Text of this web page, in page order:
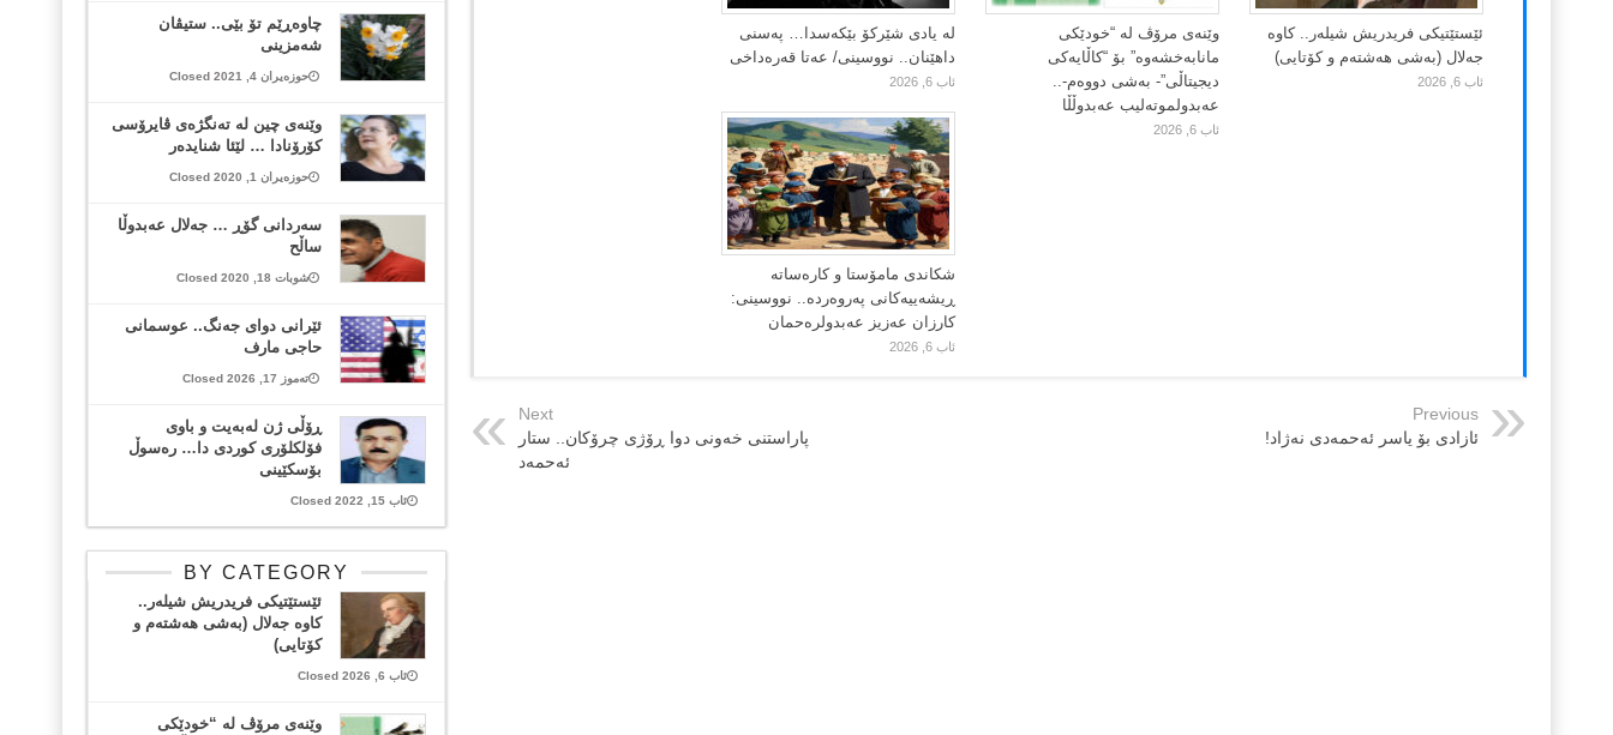
ئێستێتیکی فریدریش شیلەر.. کاوە
جەلال (بەشی هەشتەم و کۆتایی)
ئاب 6, 2026
وێنەی مرۆڤ لە “خودێکی
مانابەخشەوە” بۆ “کاڵایەکی
دیجیتاڵی”- بەشی دووەم-..
عەبدولموتەلیب عەبدوڵڵا
ئاب 6, 2026
لە یادی شێرکۆ بێکەسدا… پەسنی
داهێنان.. نووسینی/ عەتا قەرەداخی
ئاب 6, 2026
شکاندی مامۆستا و کارەساتە
ڕیشەییەکانی پەروەردە.. نووسینی:
کارزان عەزیز عەبدولرەحمان
ئاب 6, 2026
Previous
ئازادی بۆ یاسر ئەحمەدی نەژاد!
Next
پاراستنی خەونی دوا ڕۆژی چرۆکان.. ستار
ئەحمەد
چاوەڕێم تۆ بێی.. ستیڤان
شەمزینی
حوزەیران 4, 2021 Closed
وێنەی چین لە تەنگژەی ڤایرۆسی
کۆرۆنادا … لێئا شنایدەر
حوزەیران 1, 2020 Closed
سەردانی گۆڕ … جەلال عەبدوڵا
ساڵح
شوبات 18, 2020 Closed
ئێرانی دوای جەنگ.. عوسمانی
حاجی مارف
تەموز 17, 2026 Closed
ڕۆڵی ژن له‌به‌یت و باوی
فۆلکلۆری كوردی ‌دا… ره‌سوڵ
بۆسكێینی
ئاب 15, 2022 Closed
BY CATEGORY
ئێستێتیکی فریدریش شیلەر..
کاوە جەلال (بەشی هەشتەم و
کۆتایی)
ئاب 6, 2026 Closed
وێنەی مرۆڤ لە “خودێکی